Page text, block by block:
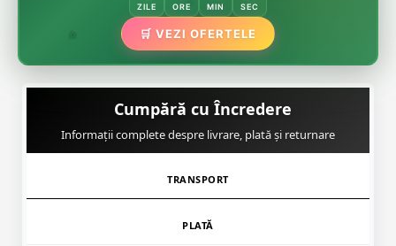
ZILE ORE MIN SEC
🛒 VEZI OFERTELE
Cumpără cu Încredere
Informații complete despre livrare, plată și returnare
TRANSPORT
PLATĂ